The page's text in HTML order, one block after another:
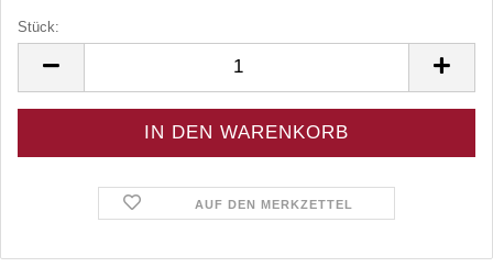
Stück:
AUF DEN MERKZETTEL